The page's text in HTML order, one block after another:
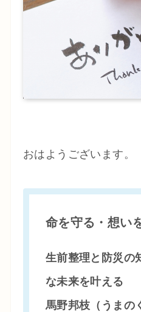
おはようございます。
命を守る・想い
生前整理と防災の
な未来を叶える
馬野邦枝（うまの